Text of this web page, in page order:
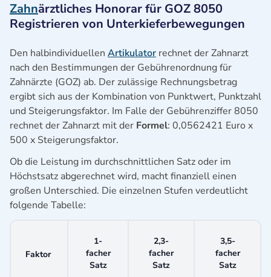
Zahnärztliches Honorar für GOZ 8050
Registrieren von Unterkieferbewegungen
Den halbindividuellen Artikulator rechnet der Zahnarzt
nach den Bestimmungen der Gebührenordnung für
Zahnärzte (GOZ) ab. Der zulässige Rechnungsbetrag
ergibt sich aus der Kombination von Punktwert, Punktzahl
und Steigerungsfaktor. Im Falle der Gebührenziffer 8050
rechnet der Zahnarzt mit der Formel: 0,0562421 Euro x
500 x Steigerungsfaktor.
Ob die Leistung im durchschnittlichen Satz oder im
Höchstsatz abgerechnet wird, macht finanziell einen
großen Unterschied. Die einzelnen Stufen verdeutlicht
folgende Tabelle:
Faktor
1-
facher
Satz
2,3-
facher
Satz
3,5-
facher
Satz